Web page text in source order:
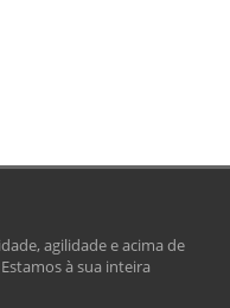
agilidade e acima de
à sua inteira